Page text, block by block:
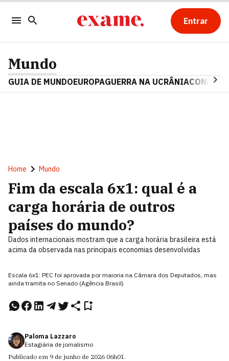
Entrar
Mundo
GUIA DE MUNDOEUROPAGUERRA NA UCRÂNIA
Home Mundo
Fim da escala 6x1: qual é a
carga horária de outros
países do mundo?
Dados internacionais mostram que a carga horária brasileira está
acima da observada nas principais economias desenvolvidas
Escala 6x1: PEC foi aprovada por maioria na Câmara dos Deputados, mas
ainda tramita no Senado (Agência Brasil)
Paloma Lazzaro
Estagiária de jornalismo
Publicado em 9 de junho de 2026 06h01.